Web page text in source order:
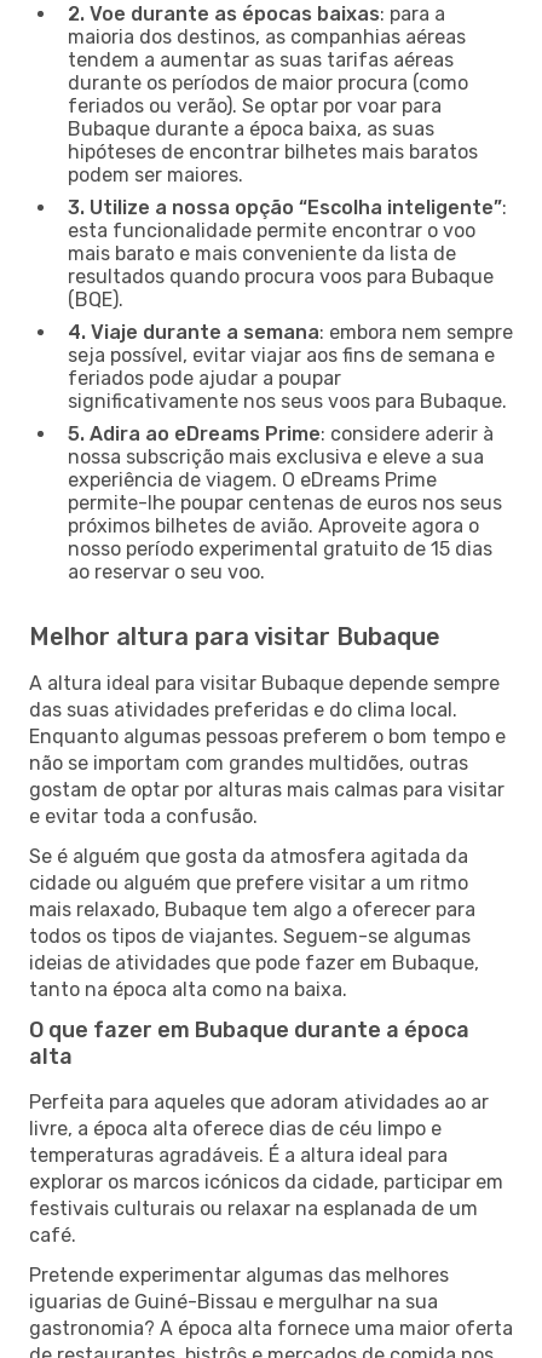
2. Voe durante as épocas baixas: para a
maioria dos destinos, as companhias aéreas
tendem a aumentar as suas tarifas aéreas
durante os períodos de maior procura (como
feriados ou verão). Se optar por voar para
Bubaque durante a época baixa, as suas
hipóteses de encontrar bilhetes mais baratos
podem ser maiores.
3. Utilize a nossa opção “Escolha inteligente”:
esta funcionalidade permite encontrar o voo
mais barato e mais conveniente da lista de
resultados quando procura voos para Bubaque
(BQE).
4. Viaje durante a semana: embora nem sempre
seja possível, evitar viajar aos fins de semana e
feriados pode ajudar a poupar
significativamente nos seus voos para Bubaque.
5. Adira ao eDreams Prime: considere aderir à
nossa subscrição mais exclusiva e eleve a sua
experiência de viagem. O eDreams Prime
permite-lhe poupar centenas de euros nos seus
próximos bilhetes de avião. Aproveite agora o
nosso período experimental gratuito de 15 dias
ao reservar o seu voo.
Melhor altura para visitar Bubaque
A altura ideal para visitar Bubaque depende sempre
das suas atividades preferidas e do clima local.
Enquanto algumas pessoas preferem o bom tempo e
não se importam com grandes multidões, outras
gostam de optar por alturas mais calmas para visitar
e evitar toda a confusão.
Se é alguém que gosta da atmosfera agitada da
cidade ou alguém que prefere visitar a um ritmo
mais relaxado, Bubaque tem algo a oferecer para
todos os tipos de viajantes. Seguem-se algumas
ideias de atividades que pode fazer em Bubaque,
tanto na época alta como na baixa.
O que fazer em Bubaque durante a época
alta
Perfeita para aqueles que adoram atividades ao ar
livre, a época alta oferece dias de céu limpo e
temperaturas agradáveis. É a altura ideal para
explorar os marcos icónicos da cidade, participar em
festivais culturais ou relaxar na esplanada de um
café.
Pretende experimentar algumas das melhores
iguarias de Guiné-Bissau e mergulhar na sua
gastronomia? A época alta fornece uma maior oferta